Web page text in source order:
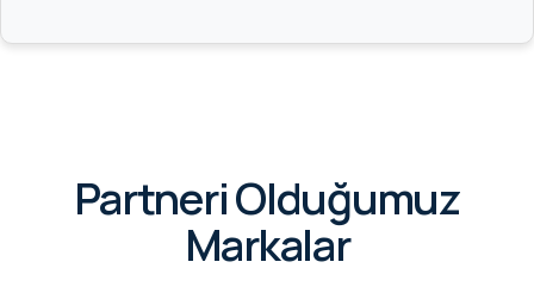
Partneri Olduğumuz
Markalar